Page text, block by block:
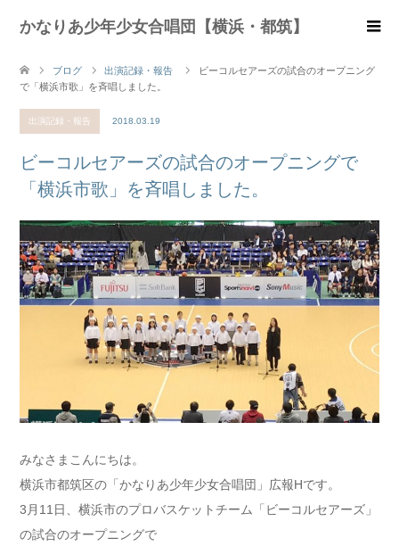
かなりあ少年少女合唱団【横浜・都筑】
ブログ 出演記録・報告
ビーコルセアーズの試合のオープニング
で「横浜市歌」を斉唱しました。
出演記録・報告 2018.03.19
ビーコルセアーズの試合のオープニングで
「横浜市歌」を斉唱しました。
みなさまこんにちは。
横浜市都筑区の「かなりあ少年少女合唱団」広報Hです。
3月11日、横浜市のプロバスケットチーム「ビーコルセアーズ」
の試合のオープニングで